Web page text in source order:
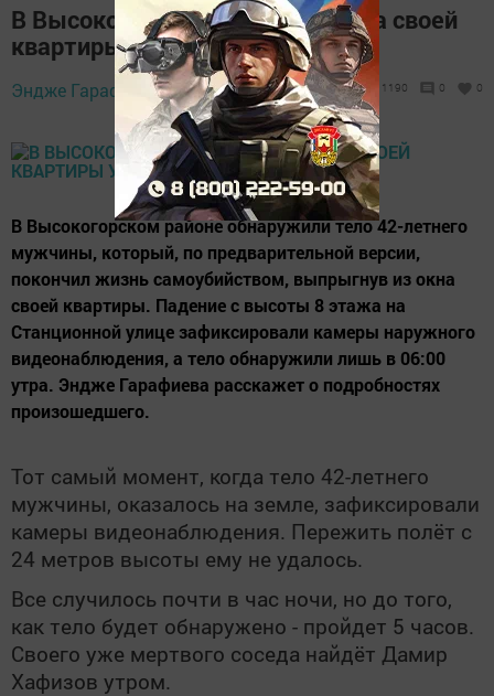
В Высокогорском районе из окна своей
квартиры упал мужчина
Эндже Гарафиева, 14 ноября 2022 -
10:54
1190 0 0
В Высокогорском районе обнаружили тело 42-летнего
мужчины, который, по предварительной версии,
покончил жизнь самоубийством, выпрыгнув из окна
своей квартиры. Падение с высоты 8 этажа на
Станционной улице зафиксировали камеры наружного
видеонаблюдения, а тело обнаружили лишь в 06:00
утра. Эндже Гарафиева расскажет о подробностях
произошедшего.
Тот самый момент, когда тело 42-летнего
мужчины, оказалось на земле, зафиксировали
камеры видеонаблюдения. Пережить полёт с
24 метров высоты ему не удалось.
Все случилось почти в час ночи, но до того,
как тело будет обнаружено - пройдет 5 часов.
Своего уже мертвого соседа найдёт Дамир
Хафизов утром.